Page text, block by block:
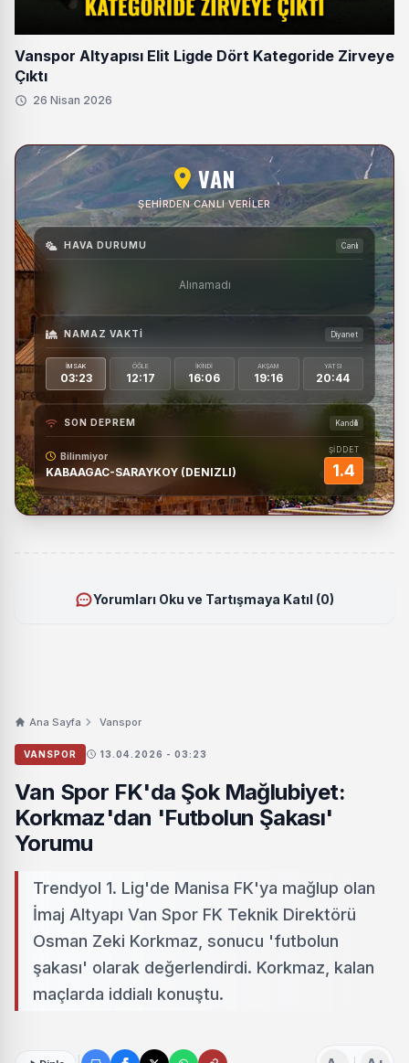
Vanspor Altyapısı Elit Ligde Dört Kategoride Zirveye
Çıktı
26 Nisan 2026
VAN
ŞEHIRDEN CANLI VERILER
HAVA DURUMU Canlı
Alınamadı
NAMAZ VAKTI Diyanet
İMSAK
03:23
ÖĞLE
12:17
İKINDI
16:06
AKŞAM
19:16
YATSI
20:44
SON DEPREM Kandilli
Bilinmiyor
KABAAGAC-SARAYKOY (DENIZLI)
ŞİDDET
1.4
Yorumları Oku ve Tartışmaya Katıl (0)
Ana Sayfa Vanspor
VANSPOR 13.04.2026 - 03:23
Van Spor FK'da Şok Mağlubiyet:
Korkmaz'dan 'Futbolun Şakası'
Yorumu
Trendyol 1. Lig'de Manisa FK'ya mağlup olan
İmaj Altyapı Van Spor FK Teknik Direktörü
Osman Zeki Korkmaz, sonucu 'futbolun
şakası' olarak değerlendirdi. Korkmaz, kalan
maçlarda iddialı konuştu.